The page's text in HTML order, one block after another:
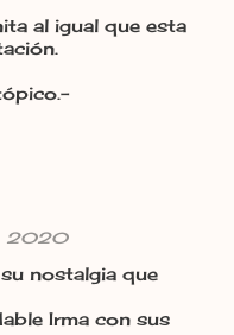
al igual que esta
2020
nostalgia que
Irma con sus